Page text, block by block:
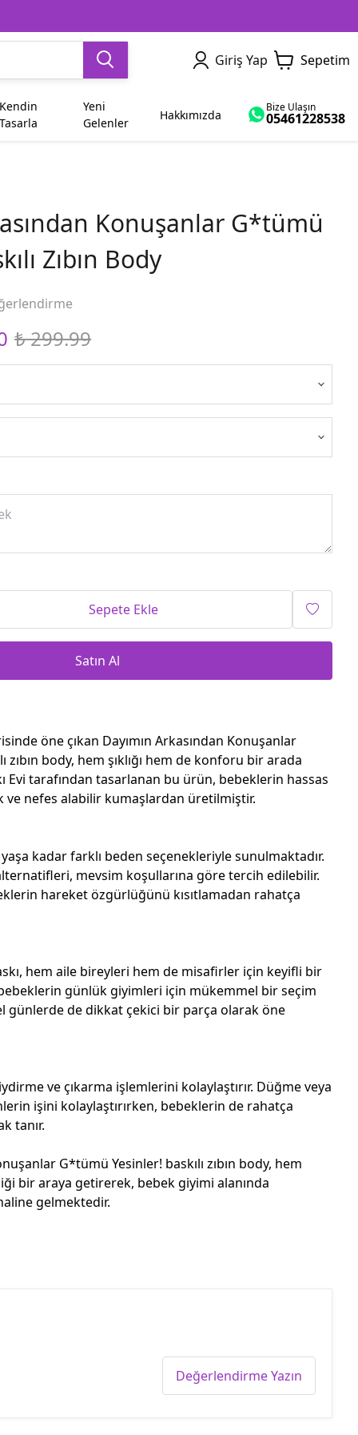
Giriş Yap Sepetim
Abla Bayram
Yenge
Kendin
Tasarla
Yeni
Gelenler
Hakkımızda Bize Ulaşın
05461228538
Konuşanlar G*tümü
Zıbın Body
₺ 299.99
Sepete Ekle
Satın Al
öne çıkan Dayımın Arkasından Konuşanlar
zıbın body, hem şıklığı hem de konforu bir arada
Evi tarafından tasarlanan bu ürün, bebeklerin hassas
ve nefes alabilir kumaşlardan üretilmiştir.
kadar farklı beden seçenekleriyle sunulmaktadır.
mevsim koşullarına göre tercih edilebilir.
hareket özgürlüğünü kısıtlamadan rahatça
hem aile bireyleri hem de misafirler için keyifli bir
bebeklerin günlük giyimleri için mükemmel bir seçim
günlerde de dikkat çekici bir parça olarak öne
ve çıkarma işlemlerini kolaylaştırır. Düğme veya
işini kolaylaştırırken, bebeklerin de rahatça
tanır.
G*tümü Yesinler! baskılı zıbın body, hem
bir araya getirerek, bebek giyimi alanında
gelmektedir.
Değerlendirme Yazın